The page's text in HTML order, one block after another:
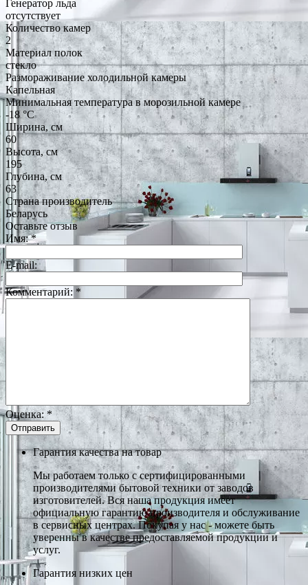
Генератор льда
отсутствует
Количество камер
2
Материал полок
стекло
Размораживание холодильной камеры
Капельная
Минимальная температура в морозильной камере
-18 °C
Ширина, см
60
Высота, см
195
Глубина, см
63
Страна производитель
Беларусь
Оставьте отзыв
Имя:*
E-mail:
Комментарий: *
Оценка: *
Гарантия качества на товар
Мы работаем только с сертифицированными
производителями бытовой техники от заводов
изготовителей. Вся наша продукция имеет
официальную гарантию производителя и обслуживание
в сервисных центрах. Покупая у нас - можете быть
уверенны в качестве предоставляемой продукции и
услуг.
Гарантия низких цен